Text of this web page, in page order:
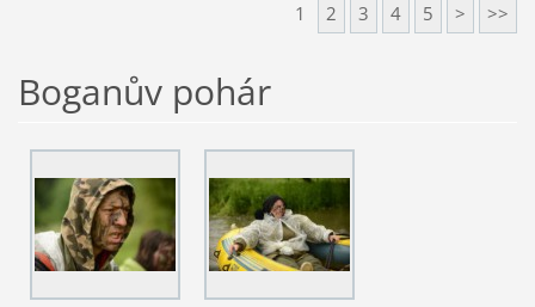
1 2 3 4 5 > >>
Boganův pohár